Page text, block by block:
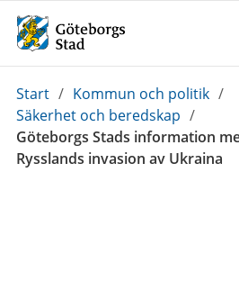
Du
är
här:
Start / Kommun och politik /
Säkerhet och beredskap /
Göteborgs Stads information
Rysslands invasion av Ukraina